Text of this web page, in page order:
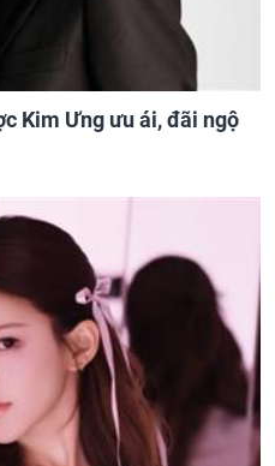
Kim Ưng ưu ái, đãi ngộ